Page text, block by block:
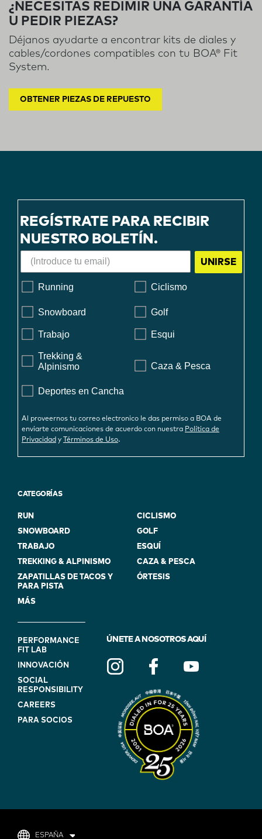
¿NECESITAS REDIMIR UNA GARANTÍA
U PEDIR PIEZAS?
Déjanos ayudarte a encontrar kits de diales y
cables/cordones compatibles con tu BOA® Fit
System.
OBTENER PIEZAS DE REPUESTO
REGÍSTRATE PARA RECIBIR
NUESTRO BOLETÍN.
UNIRSE
Running Ciclismo
Snowboard Golf
Trabajo Esqui
Trekking &
Alpinismo
Caza & Pesca
Deportes en Cancha
Al proveernos tu correo electronico le das permiso a BOA de
enviarte comunicaciones de acuerdo con nuestra Política de
Privacidad y Términos de Uso.
CATEGORÍAS
RUN
CICLISMO
SNOWBOARD
GOLF
TRABAJO
ESQUÍ
TREKKING & ALPINISMO
CAZA & PESCA
ZAPATILLAS DE TACOS Y
PARA PISTA
ÓRTESIS
MÁS
FOOTER
NAVIGATION
(ON
BLUE)
PERFORMANCE
FIT LAB
INNOVACIÓN
SOCIAL
RESPONSIBILITY
CAREERS
PARA SOCIOS
ÚNETE A NOSOTROS AQUÍ
ESPAÑA